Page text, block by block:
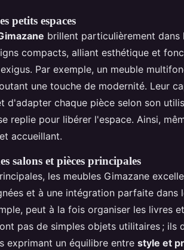
petits espaces
brillent particulièrement
compacts, alliant esthétique et
Par exemple, un meuble
une touche de modernité. Leur
d'adapter chaque pièce selon son
replie pour libérer l'espace. Ainsi,
accueillant.
salons et pièces principales
les meubles Gimazane
et à une intégration parfaite dans
peut à la fois organiser les livres
pas de simples objets utilitaires ; ils
exprimant un équilibre entre style et